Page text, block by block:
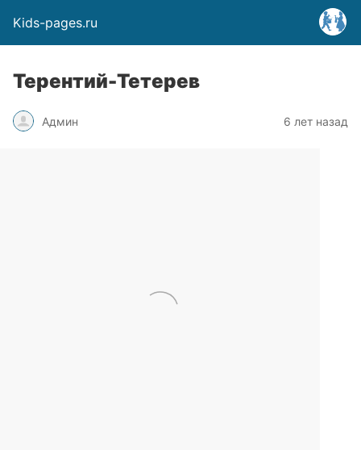
Kids-pages.ru
Терентий-Тетерев
Админ 6 лет назад